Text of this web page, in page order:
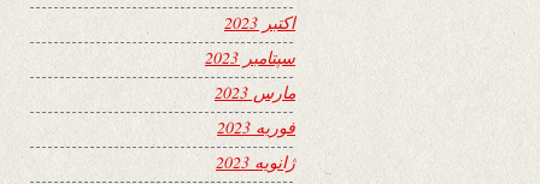
اکتبر 2023
سپتامبر 2023
مارس 2023
فوریه 2023
ژانویه 2023